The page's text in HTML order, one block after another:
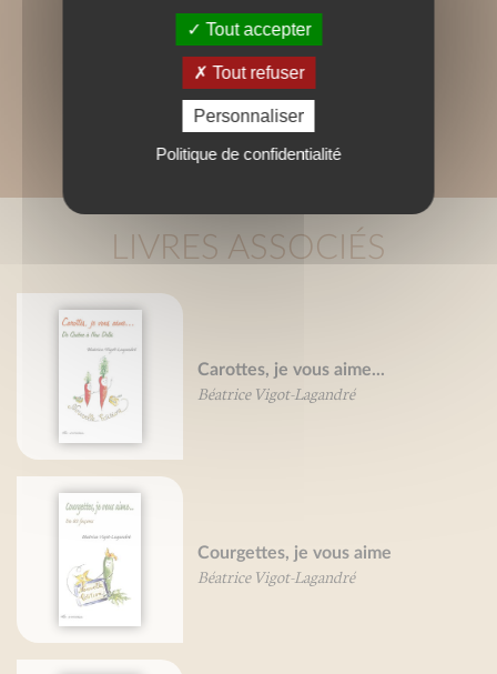
LIVRES ASSOCIÉS
Carottes, je vous aime...
Béatrice Vigot-Lagandré
Courgettes, je vous aime
Béatrice Vigot-Lagandré
Tout accepter
Tout refuser
Personnaliser
Politique de confidentialité